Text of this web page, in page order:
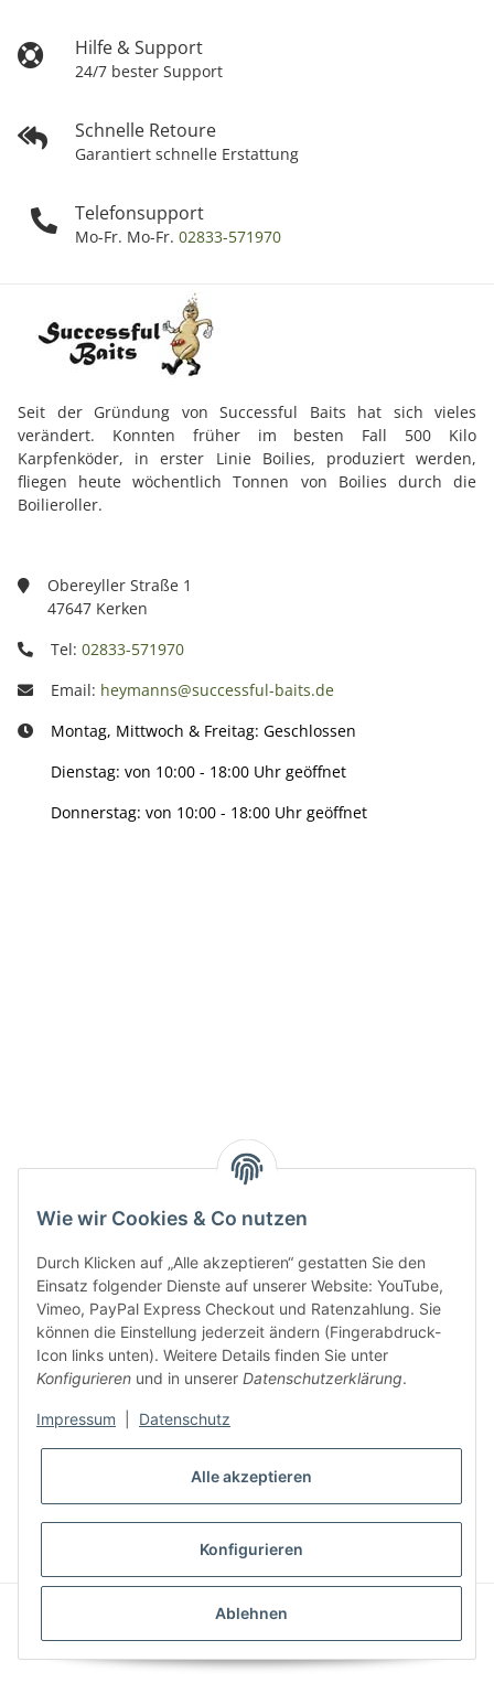
Wie wir Cookies & Co nutzen
Durch Klicken auf „Alle akzeptieren“ gestatten Sie den
Einsatz folgender Dienste auf unserer Website: YouTube,
Vimeo, PayPal Express Checkout und Ratenzahlung. Sie
können die Einstellung jederzeit ändern (Fingerabdruck-
Icon links unten). Weitere Details finden Sie unter
Konfigurieren und in unserer Datenschutzerklärung.
Impressum Datenschutz
Alle akzeptieren
Konfigurieren
Ablehnen
Hilfe & Support
24/7 bester Support
Schnelle Retoure
Garantiert schnelle Erstattung
Telefonsupport
Mo-Fr. Mo-Fr. 02833-571970
Seit der Gründung von Successful Baits hat sich vieles
verändert. Konnten früher im besten Fall 500 Kilo
Karpfenköder, in erster Linie Boilies, produziert werden,
fliegen heute wöchentlich Tonnen von Boilies durch die
Boilieroller.
Obereyller Straße 1
47647 Kerken
Tel: 02833-571970
Email: heymanns@successful-baits.de
Montag, Mittwoch & Freitag: Geschlossen
Dienstag: von 10:00 - 18:00 Uhr geöffnet
Donnerstag: von 10:00 - 18:00 Uhr geöffnet
Gesetzliche Informationen
* Alle Preise inkl. gesetzlicher USt., zzgl.
VERTRAG WIDERRUFEN
CLEARIX JTL-Shop Template